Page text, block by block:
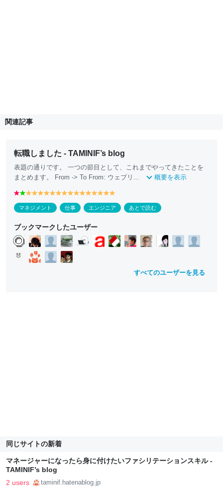
関連記事
転職しました - TAMINIF’s blog
表題の通りです。 一つの節目として、これまでやってきたことを
まとめます。 From -> To From: ウェブリ...
概要を表示
r
e
d
g
r
e
e
n
y
e
ll
w
y
e
ll
w
y
e
ll
w
y
e
ll
w
y
e
ll
w
y
e
ll
w
y
e
ll
w
y
e
ll
w
y
e
ll
w
y
e
ll
w
y
e
ll
o
w
y
e
ll
y
e
ll
y
e
ll
e
ll
マネジメント 仕事 エンジニア あとで読む
ブックマークしたユーザー
すべてのユーザーを見る
同じサイトの新着
マネージャーになったら身に付けたいファシリテーションスキル -
TAMINIF’s blog
2 users taminif.hatenablog.jp